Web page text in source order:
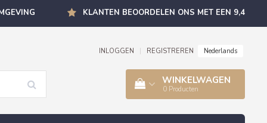
KLANTEN BEOORDELEN ONS MET EEN 9,4
INLOGGEN REGISTREREN Nederlands
WINKELWAGEN
0 Producten